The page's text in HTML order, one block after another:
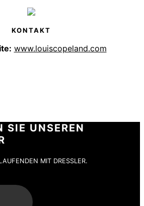
KONTAKT
www.louiscopeland.com
SIE UNSEREN
MIT DRESSLER.